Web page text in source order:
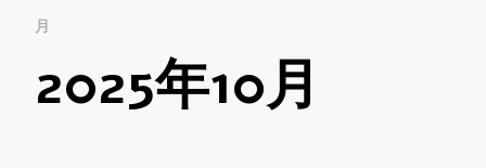
月
2025年10月